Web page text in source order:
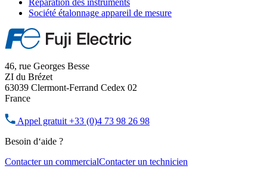
Société étalonnage appareil de mesure
46, rue Georges Besse
ZI du Brézet
63039 Clermont-Ferrand Cedex 02
France
Appel gratuit +33 (0)4 73 98 26 98
Besoin d‘aide ?
Contacter un commercialContacter un technicien